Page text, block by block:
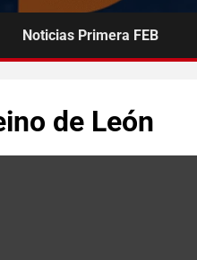
Noticias Primera FEB
de León